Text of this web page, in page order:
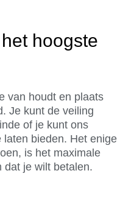
hoogste
van houdt en plaats
Je kunt de veiling
of je kunt ons
laten bieden. Het enige
is het maximale
dat je wilt betalen.